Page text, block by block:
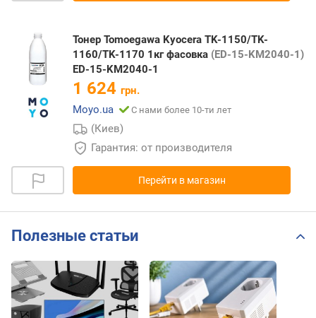
Тонер Tomoegawa Kyocera TK-1150/TK-
1160/TK-1170 1кг фасовка (ED-15-KM2040-1)
ED-15-KM2040-1
1 624 грн.
Moyo.ua
С нами более 10-ти лет
(Киев)
Гарантия: от производителя
Перейти в магазин
Полезные статьи